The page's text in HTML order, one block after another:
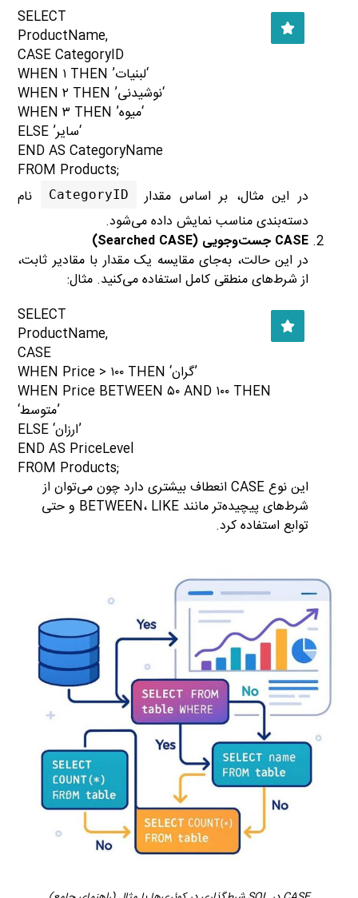
SELECT
,ProductName
CASE CategoryID
‘لبنیات’ WHEN ۱ THEN
‘نوشیدنی’ WHEN ۲ THEN
‘میوه’ WHEN ۳ THEN
‘سایر’ ELSE
END AS CategoryName
;FROM Products
در این مثال، بر اساس مقدار
CategoryID
نام
دسته‌بندی مناسب نمایش داده می‌شود.
CASE جست‌وجویی (Searched CASE)
در این حالت، به‌جای مقایسه یک مقدار با مقادیر ثابت،
از شرط‌های منطقی کامل استفاده می‌کنید. مثال:
SELECT
ProductName,
CASE
WHEN Price > ۱۰۰ THEN ‘گران’
WHEN Price BETWEEN ۵۰ AND ۱۰۰ THEN
‘متوسط’
ELSE ‘ارزان’
END AS PriceLevel
FROM Products;
این نوع CASE انعطاف بیشتری دارد چون می‌توان از
شرط‌های پیچیده‌تر مانند BETWEEN، LIKE و حتی
توابع استفاده کرد.